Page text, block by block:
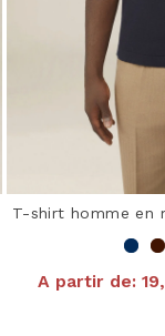
T-shirt homme en
A partir de: